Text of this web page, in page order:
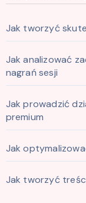
Jak tworzyć
Jak analizować
nagrań sesji
Jak prowadzić
premium
Jak
Jak tworzyć